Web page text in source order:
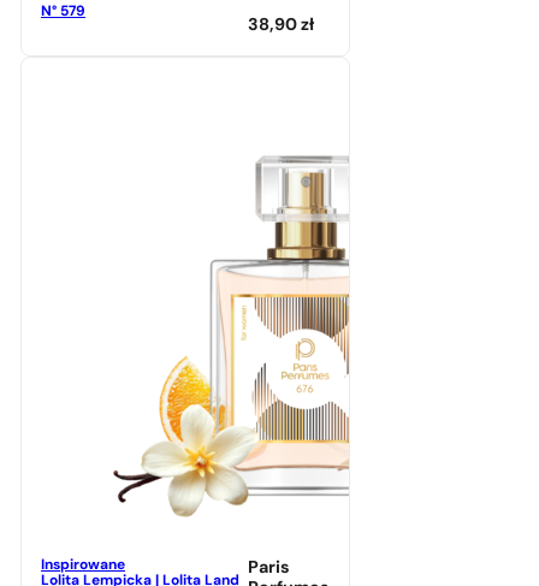
N° 579
38,90zł
Inspirowane
Lolita Lempicka | Lolita Land
Paris